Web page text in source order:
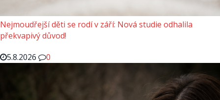
Nejmoudřejší děti se rodí v září: Nová studie odhalila
překvapivý důvod!
5.8.2026
0